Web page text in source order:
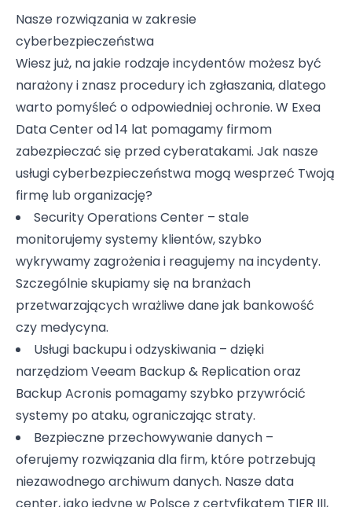
Nasze rozwiązania w zakresie
cyberbezpieczeństwa
Wiesz już, na jakie rodzaje incydentów możesz być
narażony i znasz procedury ich zgłaszania, dlatego
warto pomyśleć o odpowiedniej ochronie. W Exea
Data Center od 14 lat pomagamy firmom
zabezpieczać się przed cyberatakami. Jak nasze
usługi cyberbezpieczeństwa mogą wesprzeć Twoją
firmę lub organizację?
Security Operations Center – stale
monitorujemy systemy klientów, szybko
wykrywamy zagrożenia i reagujemy na incydenty.
Szczególnie skupiamy się na branżach
przetwarzających wrażliwe dane jak bankowość
czy medycyna.
Usługi backupu i odzyskiwania – dzięki
narzędziom Veeam Backup & Replication oraz
Backup Acronis pomagamy szybko przywrócić
systemy po ataku, ograniczając straty.
Bezpieczne przechowywanie danych –
oferujemy rozwiązania dla firm, które potrzebują
niezawodnego archiwum danych. Nasze data